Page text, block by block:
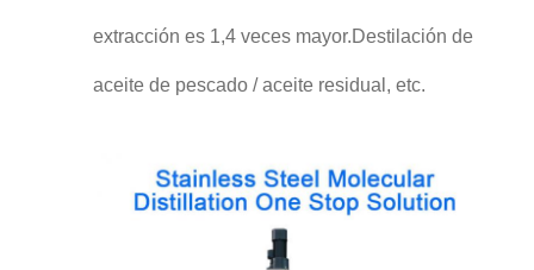
extracción es 1,4 veces mayor.Destilación de
aceite de pescado / aceite residual, etc.